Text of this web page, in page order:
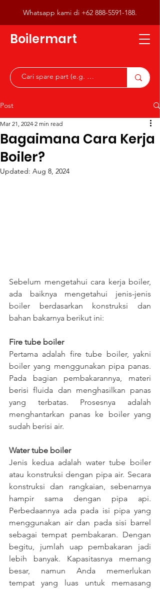
Whatsapp kami di +62 888-5591-188.
Boilermart
Post
Bagaimana Cara Kerja
Boiler?
Mar 21, 2024 2 min read
Updated: Aug 8, 2024
Sebelum mengetahui cara kerja boiler,
ada baiknya mengetahui jenis-jenis
boiler berdasarkan konstruksi dan
bahan bakarnya berikut ini:
Fire tube boiler
Pertama adalah fire tube boiler, yakni
boiler yang menggunakan pipa panas.
Pada bagian pembakarannya, materi
berisi fluida dan menghasilkan panas
yang terbatas. Prosesnya adalah
menghantarkan panas ke boiler yang
sudah berisi air.
Water tube boiler
Jenis kedua adalah water tube boiler
atau konstruksi dengan pipa air. Secara
konstruksi dan rangkaian, sebenarnya
hampir sama dengan pipa api.
Perbedaannya ada pada isi pipa yang
menggunakan air dan pada sisi barrel
sebagai tempat pembakaran. Dengan
begitu, jumlah uap pembakaran jadi
lebih banyak. Kapasitasnya memang
besar, namun Anda memerlukan
tempat yang luas untuk memasang